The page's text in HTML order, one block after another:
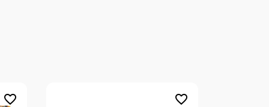
favorite_border favorite_border